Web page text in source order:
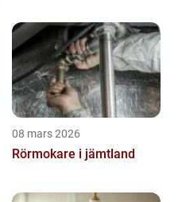
08 mars 2026
Rörmokare i jämtland